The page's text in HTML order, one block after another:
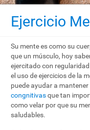
Ejercicio
Su mente es como su
que un músculo, hoy
ejercitado con
el uso de ejercicios de la
puede ayudar a
congnitivasque tan
como velar por que su
saludables.